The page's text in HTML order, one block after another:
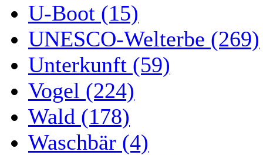
U-Boot (15)
UNESCO-Welterbe (269)
Unterkunft (59)
Vogel (224)
Wald (178)
Waschbär (4)